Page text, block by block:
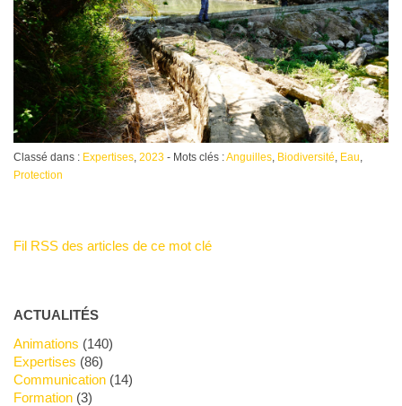
Classé dans : Expertises, 2023- Mots clés :Anguilles, Biodiversité, Eau,
Protection
Fil RSS des articles de ce mot clé
ACTUALITÉS
Animations (140)
Expertises (86)
Communication(14)
Formation(3)